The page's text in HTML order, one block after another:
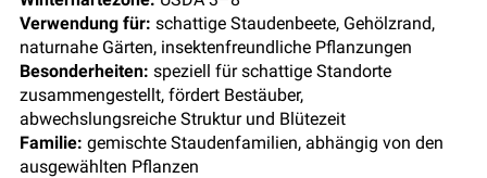
Verwendung für: schattige Staudenbeete, Gehölzrand,
naturnahe Gärten, insektenfreundliche Pflanzungen
Besonderheiten: speziell für schattige Standorte
zusammengestellt, fördert Bestäuber,
abwechslungsreiche Struktur und Blütezeit
Familie: gemischte Staudenfamilien, abhängig von den
ausgewählten Pflanzen